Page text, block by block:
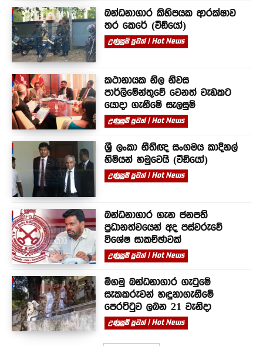
බන්ධනාගාර කිහිපයක ආරක්ෂාව
තර කෙරේ (වීඩියෝ)
උණුසුම් පුවත් | Hot News
කථානායක නිල නිවස
පාර්ලිමේන්තුවේ වෙනත් වැඩකට
යොදා ගැනීමේ සැලසුම්
උණුසුම් පුවත් | Hot News
ශ්‍රී ලංකා නීතිඥ සංගමය කාදිනල්
හිමියන් හමුවෙයි (වීඩියෝ)
උණුසුම් පුවත් | Hot News
බන්ධනාගාර ගැන ජනපති
ප්‍රධානත්වයෙන් අද පස්වරුවේ
විශේෂ සාකච්ඡාවක්
උණුසුම් පුවත් | Hot News
මීගමු බන්ධනාගාර ගැටුමේ
සැකකරුවන් හඳුනාගැනීමේ
පෙරට්ටුව ලබන 21 වැනිදා
උණුසුම් පුවත් | Hot News